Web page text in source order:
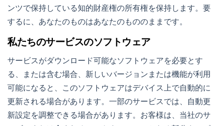
ンツで保持している知的財産権の所有権を保持します。要
するに、あなたのものはあなたのもののままです。
私たちのサービスのソフトウェア
サービスがダウンロード可能なソフトウェアを必要とす
る、または含む場合、新しいバージョンまたは機能が利用
可能になると、このソフトウェアはデバイス上で自動的に
更新される場合があります。一部のサービスでは、自動更
新設定を調整できる場合があります。お客様は、当社のサ